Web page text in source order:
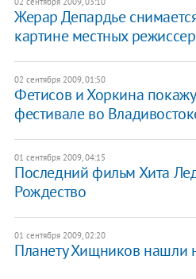
Жерар Депардье
картине местных
02 сентября 2009, 01:50
Фетисов и Хоркина
фестивале во
01 сентября 2009, 04:15
Последний фильм Хита
Рождество
01 сентября 2009, 02:20
Планету Хищников нашли